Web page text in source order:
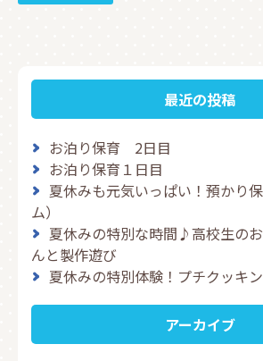
最近の投稿
お泊り保育 2日目
お泊り保育１日目
夏休みも元気いっぱい！預かり
ム）
夏休みの特別な時間♪高校生の
んと製作遊び
夏休みの特別体験！プチクッキ
アーカイブ